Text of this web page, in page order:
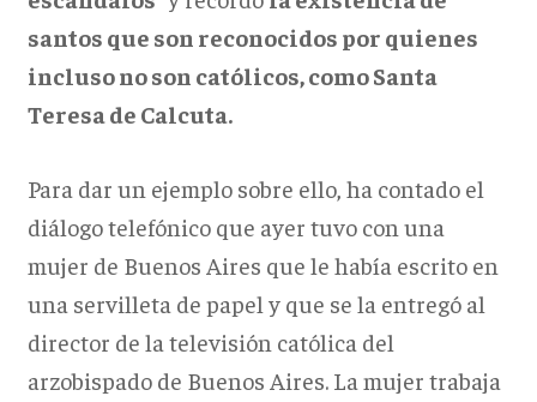
santos que son reconocidos por quienes
incluso no son católicos, como Santa
Teresa de Calcuta.
Para dar un ejemplo sobre ello, ha contado el
diálogo telefónico que ayer tuvo con una
mujer de Buenos Aires que le había escrito en
una servilleta de papel y que se la entregó al
director de la televisión católica del
arzobispado de Buenos Aires. La mujer trabaja